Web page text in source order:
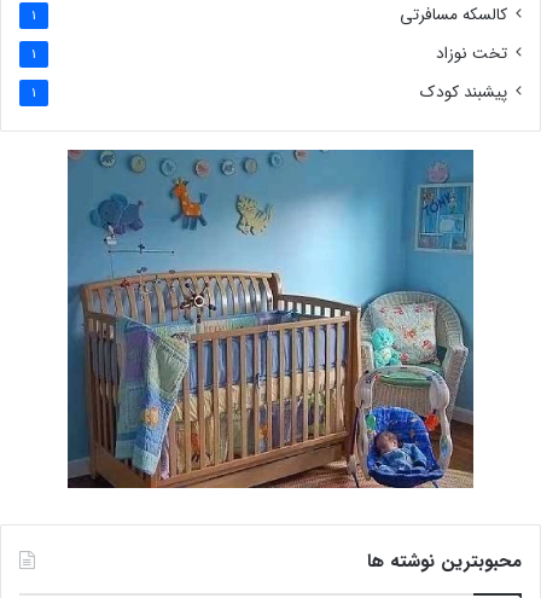
کالسکه مسافرتی 1
تخت نوزاد 1
پیشبند کودک 1
محبوبترین نوشته ها